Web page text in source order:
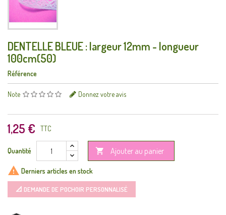
DENTELLE BLEUE : largeur 12mm - longueur
100cm(50)
Référence
Note Donnez votre avis
1,25 € TTC
Quantité  Ajouter au panier
 Derniers articles en stock
📐 DEMANDE DE POCHOIR PERSONNALISÉ